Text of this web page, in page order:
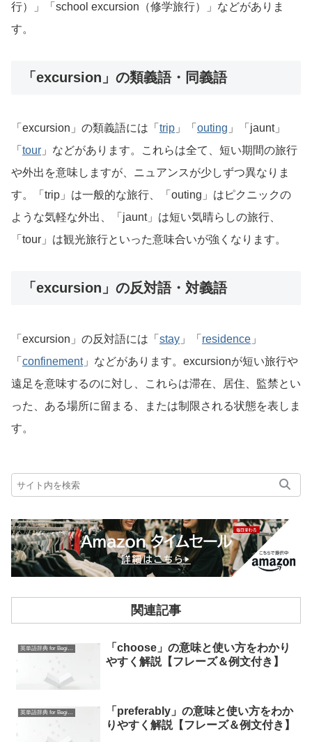
行）」「school excursion（修学旅行）」などがありま
す。
「excursion」の類義語・同義語
「excursion」の類義語には「 trip 」「 outing 」「jaunt」
「 tour 」などがあります。これらは全て、短い期間の旅行
や外出を意味しますが、ニュアンスが少しずつ異なりま
す。「trip」は一般的な旅行、「outing」はピクニックの
ような気軽な外出、「jaunt」は短い気晴らしの旅行、
「tour」は観光旅行といった意味合いが強くなります。
「excursion」の反対語・対義語
「excursion」の反対語には「 stay 」「 residence 」
「 confinement」などがあります。excursionが短い旅行や
遠足を意味するのに対し、これらは滞在、居住、監禁とい
った、ある場所に留まる、または制限される状態を表しま
す。
関連記事
英単語辞典 for Beginners
「choose」の意味と使い方をわかり
やすく解説【フレーズ＆例文付き】
英単語辞典 for Beginners
「preferably」の意味と使い方をわか
りやすく解説【フレーズ＆例文付き】